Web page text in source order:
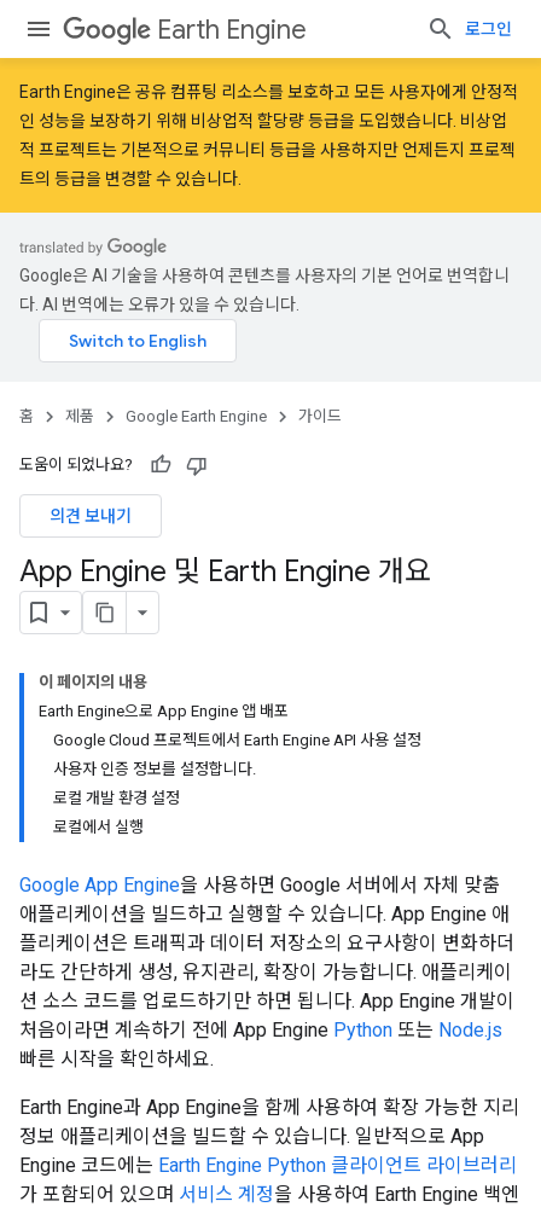
Earth Engine 로그인
Earth Engine은 공유 컴퓨팅 리소스를 보호하고 모든 사용자에게 안정적
인 성능을 보장하기 위해 비상업적 할당량 등급을 도입했습니다. 비상업
적 프로젝트는 기본적으로 커뮤니티 등급을 사용하지만 언제든지 프로젝
트의 등급을 변경할 수 있습니다.
Google은 AI 기술을 사용하여 콘텐츠를 사용자의 기본 언어로 번역합니
다. AI 번역에는 오류가 있을 수 있습니다.
홈 제품 Google Earth Engine 가이드
도움이 되었나요?
의견 보내기
App Engine 및 Earth Engine 개요
이 페이지의 내용
Earth Engine으로 App Engine 앱 배포
Google Cloud 프로젝트에서 Earth Engine API 사용 설정
사용자 인증 정보를 설정합니다.
로컬 개발 환경 설정
로컬에서 실행
Google App Engine을 사용하면 Google 서버에서 자체 맞춤
애플리케이션을 빌드하고 실행할 수 있습니다. App Engine 애
플리케이션은 트래픽과 데이터 저장소의 요구사항이 변화하더
라도 간단하게 생성, 유지관리, 확장이 가능합니다. 애플리케이
션 소스 코드를 업로드하기만 하면 됩니다. App Engine 개발이
처음이라면 계속하기 전에 App Engine Python 또는 Node.js
빠른 시작을 확인하세요.
Earth Engine과 App Engine을 함께 사용하여 확장 가능한 지리
정보 애플리케이션을 빌드할 수 있습니다. 일반적으로 App
Engine 코드에는 Earth Engine Python 클라이언트 라이브러리
가 포함되어 있으며 서비스 계정을 사용하여 Earth Engine 백엔